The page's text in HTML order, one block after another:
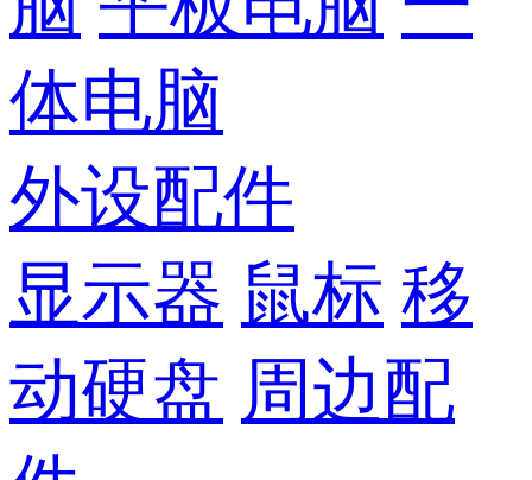
体电脑
外设配件
显示器 鼠标 移
动硬盘 周边配